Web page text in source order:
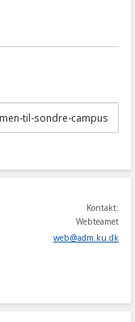
Kontakt:
Webteamet
web@adm.ku.dk